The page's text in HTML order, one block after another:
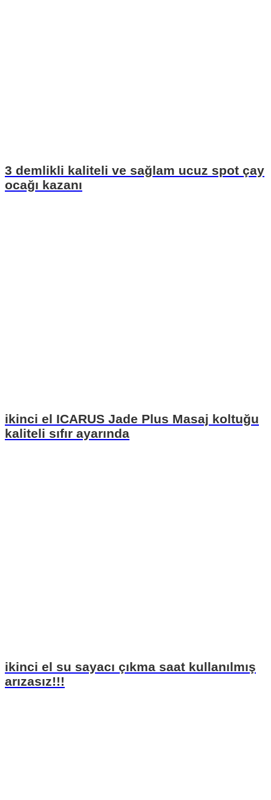
3 demlikli kaliteli ve sağlam ucuz spot çay
ocağı kazanı
ikinci el ICARUS Jade Plus Masaj koltuğu
kaliteli sıfır ayarında
ikinci el su sayacı çıkma saat kullanılmış
arızasız!!!